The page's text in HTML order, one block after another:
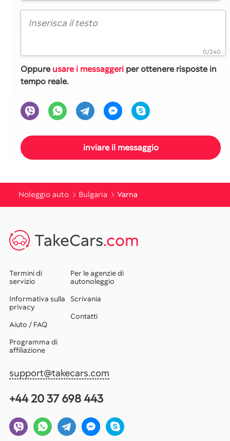
Oppureusare i messaggeri per ottenere risposte in
tempo reale.
0/240
Noleggio auto Bulgaria Varna
TakeCars.com
Termini di
servizio
Informativa sulla
privacy
Aiuto / FAQ
Programma di
affiliazione
Per le agenzie di
autonoleggio
Scrivania
Contatti
support@takecars.com
+44 20 37 698 443